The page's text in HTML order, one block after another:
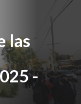
las
-